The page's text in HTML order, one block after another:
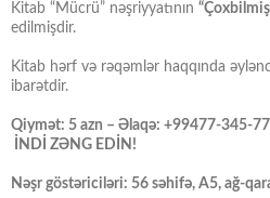
Kitab “Mücrü” nəşriyyatının
edilmişdir.
Kitab hərf və rəqəmlər haqqında
ibarətdir.
Qiymət: 5 azn – Əlaqə: +99477-345-
İNDİ ZƏNG EDİN!
Nəşr göstəriciləri: 56 səhifə, A5, ağ-